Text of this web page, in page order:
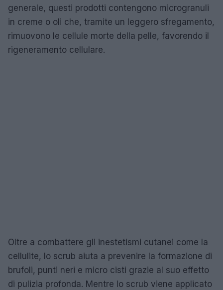
generale, questi prodotti contengono microgranuli
in creme o oli che, tramite un leggero sfregamento,
rimuovono le cellule morte della pelle, favorendo il
rigeneramento cellulare.
Oltre a combattere gli inestetismi cutanei come la
cellulite, lo scrub aiuta a prevenire la formazione di
brufoli, punti neri e micro cisti grazie al suo effetto
di pulizia profonda. Mentre lo scrub viene applicato